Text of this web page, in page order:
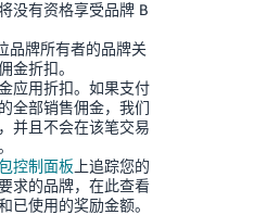
没有资格享受品牌 B
品牌所有者的品牌关
金折扣。
应用折扣。如果支付
全部销售佣金，我们
并且不会在该笔交易
控制面板 上追踪您的
求的品牌，在此查看
已使用的奖励金额。